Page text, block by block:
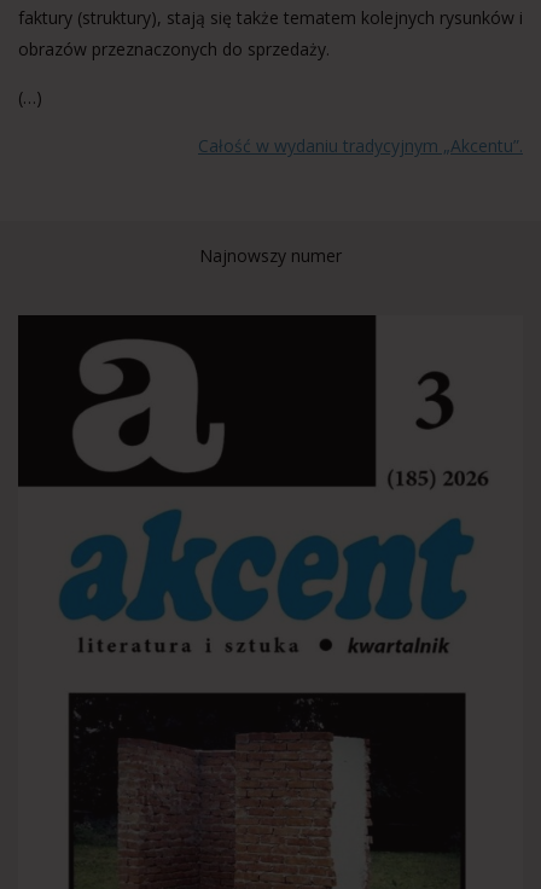
faktury (struktury), stają się także tematem kolejnych rysunków i
obrazów przeznaczonych do sprzedaży.
(…)
Całość w wydaniu tradycyjnym „Akcentu”.
Najnowszy numer